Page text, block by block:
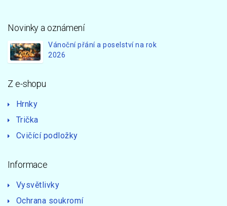
Novinky a oznámení
Vánoční přání a poselství na rok
2026
Z e-shopu
Hrnky
Trička
Cvičící podložky
Informace
Vysvětlivky
Ochrana soukromí